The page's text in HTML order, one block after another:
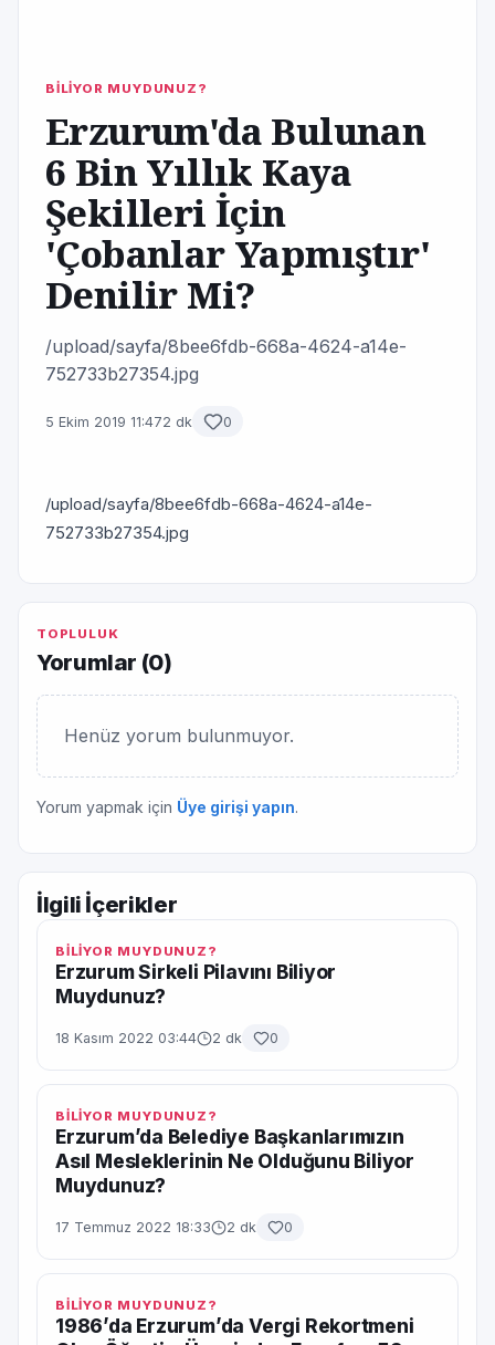
BİLİYOR MUYDUNUZ?
Erzurum'da Bulunan
6 Bin Yıllık Kaya
Şekilleri İçin
'Çobanlar Yapmıştır'
Denilir Mi?
/upload/sayfa/8bee6fdb-668a-4624-a14e-
752733b27354.jpg
5 Ekim 2019 11:472 dk 0
/upload/sayfa/8bee6fdb-668a-4624-a14e-
752733b27354.jpg
TOPLULUK
Yorumlar (0)
Henüz yorum bulunmuyor.
Yorum yapmak için Üye girişi yapın.
İlgili İçerikler
BİLİYOR MUYDUNUZ?
Erzurum Sirkeli Pilavını Biliyor
Muydunuz?
18 Kasım 2022 03:44 2 dk 0
BİLİYOR MUYDUNUZ?
Erzurum’da Belediye Başkanlarımızın
Asıl Mesleklerinin Ne Olduğunu Biliyor
Muydunuz?
17 Temmuz 2022 18:33 2 dk 0
BİLİYOR MUYDUNUZ?
1986’da Erzurum’da Vergi Rekortmeni